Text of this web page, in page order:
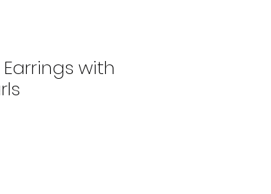
Earrings with